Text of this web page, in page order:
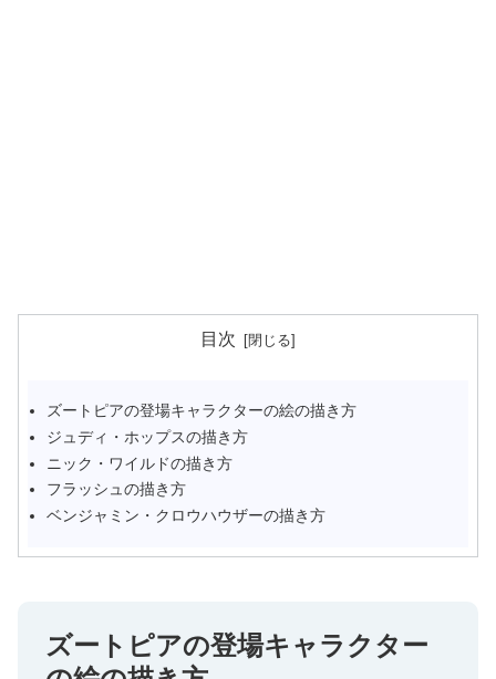
目次
ズートピアの登場キャラクターの絵の描き方
ジュディ・ホップスの描き方
ニック・ワイルドの描き方
フラッシュの描き方
ベンジャミン・クロウハウザーの描き方
ズートピアの登場キャラクター